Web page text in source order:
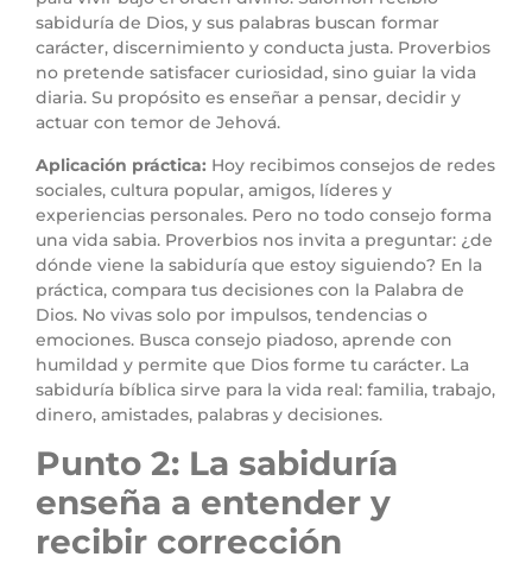
sabiduría de Dios, y sus palabras buscan formar
carácter, discernimiento y conducta justa. Proverbios
no pretende satisfacer curiosidad, sino guiar la vida
diaria. Su propósito es enseñar a pensar, decidir y
actuar con temor de Jehová.
Aplicación práctica: Hoy recibimos consejos de redes
sociales, cultura popular, amigos, líderes y
experiencias personales. Pero no todo consejo forma
una vida sabia. Proverbios nos invita a preguntar: ¿de
dónde viene la sabiduría que estoy siguiendo? En la
práctica, compara tus decisiones con la Palabra de
Dios. No vivas solo por impulsos, tendencias o
emociones. Busca consejo piadoso, aprende con
humildad y permite que Dios forme tu carácter. La
sabiduría bíblica sirve para la vida real: familia, trabajo,
dinero, amistades, palabras y decisiones.
Punto 2: La sabiduría
enseña a entender y
recibir corrección